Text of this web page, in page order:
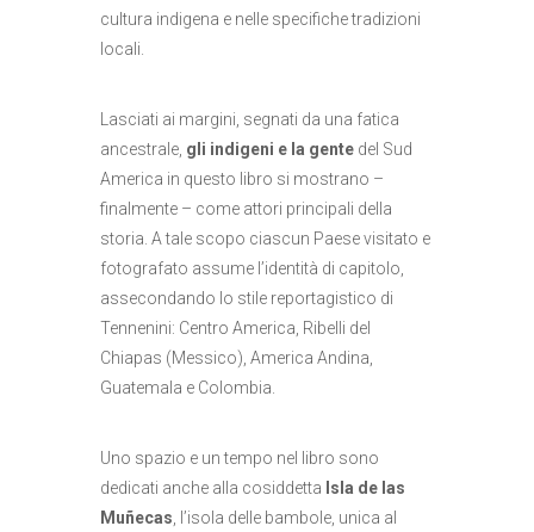
cultura indigena e nelle specifiche tradizioni
locali.
Lasciati ai margini, segnati da una fatica
ancestrale, gli indigeni e la gente del Sud
America in questo libro si mostrano –
finalmente – come attori principali della
storia. A tale scopo ciascun Paese visitato e
fotografato assume l’identità di capitolo,
assecondando lo stile reportagistico di
Tennenini: Centro America, Ribelli del
Chiapas (Messico), America Andina,
Guatemala e Colombia.
Uno spazio e un tempo nel libro sono
dedicati anche alla cosiddetta Isla de las
Muñecas , l’isola delle bambole, unica al